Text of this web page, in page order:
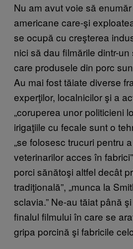
Nu am avut voie să
americane care-şi
se ocupă cu creşterea
nici să dau filmările dintr-
care produsele din porc
Au mai fost tăiate diverse
experţilor, localnicilor şi a
„coruperea unor politicieni
irigaţiile cu fecale sunt o
„se folosesc trucuri pentru
veterinarilor acces în
porci sănătoşi altfel decât
tradiţională”, „munca la
sclavia.” Ne-au tăiat până
finalul filmului în care se
gripa porcină şi fabricile